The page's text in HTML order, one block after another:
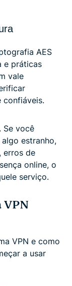
AES
e práticas
vale
confiáveis.
Se você
estranho,
erros de
online, o
serviço.
VPN e como
a usar